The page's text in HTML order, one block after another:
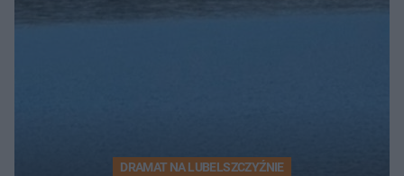
DRAMAT NA LUBELSZCZYŹNIE